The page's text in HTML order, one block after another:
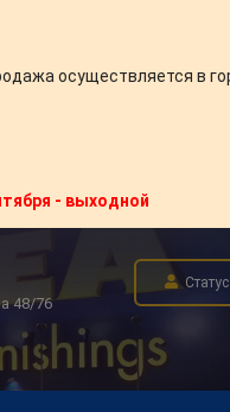
осуществляется в
- выходной
48/76
Статус